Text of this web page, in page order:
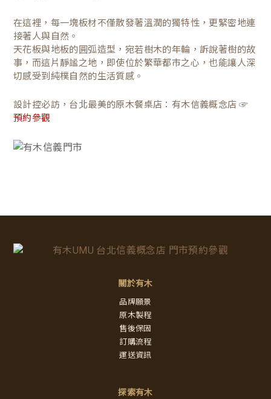
在這裡，每一塊板材不僅散發著溫潤的獨特性，更緊密地連
接著人與自然。
天花板與地板的圓弧造型，宛若樹木的年輪，訴說著樹的故
事，而這片靜謐之地，即使位於繁華都市之心，也能讓人深
切感受到純樸自然的生活質感。
設計控必訪，台北最美的原木餐桌店：有木信義概念店 ☞
預約參觀
關於有木
品牌願景
原木製程
售後保固
訂購流程
運送資訊
探索有木